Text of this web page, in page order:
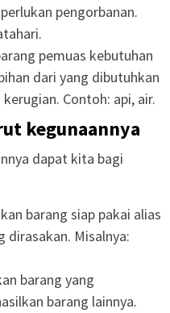
pengorbanan.
pemuas kebutuhan
dari yang dibutuhkan
Contoh: api, air.
kegunaannya
dapat kita bagi
barang siap pakai alias
dirasakan. Misalnya:
barang yang
barang lainnya.